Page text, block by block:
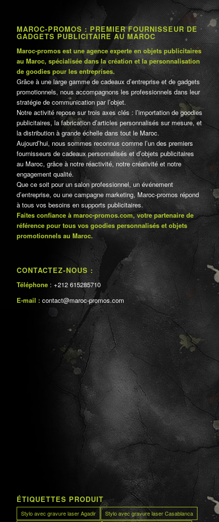
MAROC-PROMOS : PREMIER FOURNISSEUR DE
GADGETS PUBLICITAIRE AU MAROC
Maroc-promos est une agence experte en objets publicitaires
au Maroc, spécialisée dans la création et la personnalisation
de goodies pour les entreprises.
Grâce à une large gamme de cadeaux d’entreprise et de gadgets
promotionnels, nous accompagnons les professionnels dans leur
stratégie de communication par l’objet.
Notre activité repose sur trois axes clés : l’importation de goodies
publicitaires, la fabrication d’articles personnalisés sur mesure, et
la distribution à grande échelle dans tout le Maroc.
Aujourd’hui, nous sommes reconnus comme l’un des premiers
fournisseurs de cadeaux personnalisés et d’objets publicitaires
au Maroc, grâce à notre réactivité, notre créativité et notre
engagement qualité.
Que ce soit pour un salon professionnel, un événement
d’entreprise, ou une campagne marketing, Maroc-promos répond
à tous vos besoins en supports publicitaires.
Faites confiance à maroc-promos.com, votre partenaire de
référence pour tous vos goodies personnalisés et objets
promotionnels au Maroc.
CONTACTEZ-NOUS :
Téléphone : +212 615285710
E-mail : contact@maroc-promos.com
ÉTIQUETTES PRODUIT
Stylo avec gravure laser Agadir
Stylo avec gravure laser Casablanca